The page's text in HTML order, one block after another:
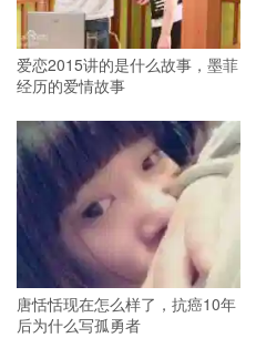
爱恋2015讲的是什么故事，墨菲
经历的爱情故事
唐恬恬现在怎么样了，抗癌10年
后为什么写孤勇者